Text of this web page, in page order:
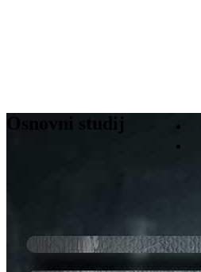
Osnovni studij